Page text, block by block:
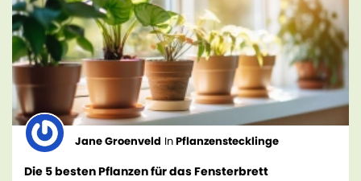
Jane Groenveld InPflanzenstecklinge
Die 5 besten Pflanzen für das Fensterbrett